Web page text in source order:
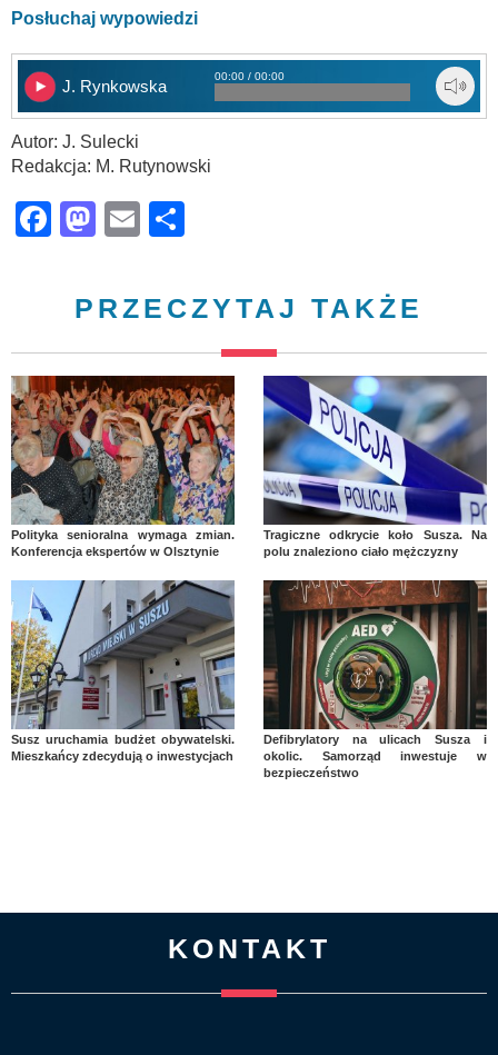
Posłuchaj wypowiedzi
J. Rynkowska
00:00 / 00:00
Autor: J. Sulecki
Redakcja: M. Rutynowski
Facebook
Mastodon
Email
PRZECZYTAJ TAKŻE
Polityka senioralna wymaga zmian.
Konferencja ekspertów w Olsztynie
Tragiczne odkrycie koło Susza. Na
polu znaleziono ciało mężczyzny
Susz uruchamia budżet obywatelski.
Mieszkańcy zdecydują o inwestycjach
Defibrylatory na ulicach Susza i
okolic. Samorząd inwestuje w
bezpieczeństwo
KONTAKT